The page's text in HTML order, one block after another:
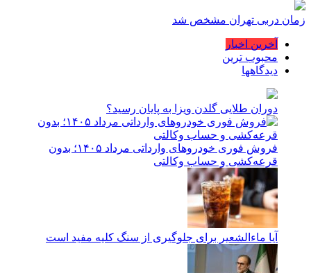
زمان دربی تهران مشخص شد
آخرین اخبار
محبوب ترین
دیدگاهها
دوران طلایی گلدن ویزا به پایان رسید؟
فروش فوری خودروهای وارداتی مرداد ۱۴۰۵؛ بدون
قرعه‌کشی و حساب وکالتی
آیا ماءالشعیر برای جلوگیری از سنگ کلیه مفید است